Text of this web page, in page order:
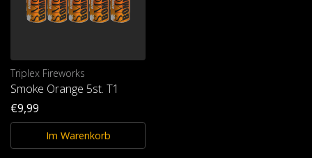
Triplex Fireworks
Smoke Orange 5st. T1
€9,99
Im Warenkorb